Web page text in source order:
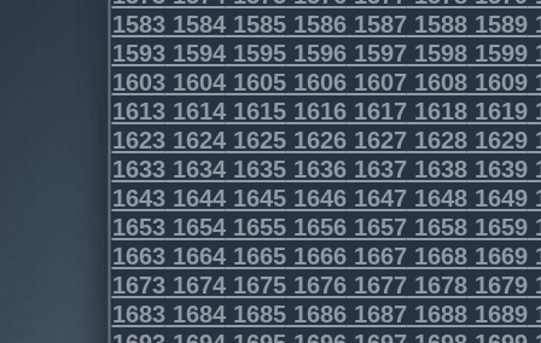
1583158415851586158715881589
1593159415951596159715981599
1603160416051606160716081609
1613161416151616161716181619
1623162416251626162716281629
1633163416351636163716381639
1643164416451646164716481649
1653165416551656165716581659
1663166416651666166716681669
1673167416751676167716781679
1683168416851686168716881689